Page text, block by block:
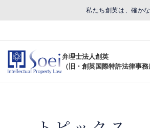
私たち創英は、確か
弁理士法人創英
（旧・創英国際特許法律事務